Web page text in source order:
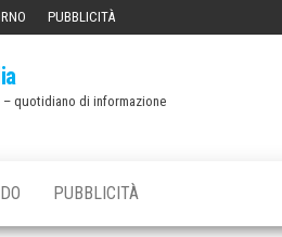
PUBBLICITÀ
quotidiano di informazione
PUBBLICITÀ